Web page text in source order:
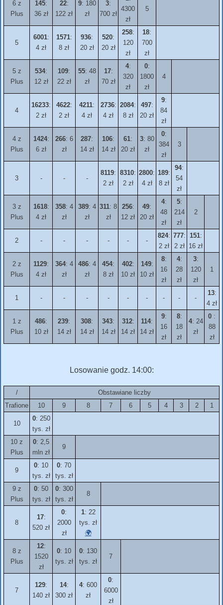
6 z
Plus
145:
36 zł
22:
122 zł
9: 180
zł
3:
700 zł
4300
zł
5
5
6001:
4 zł
1571:
8 zł
936:
20 zł
520:
20 zł
258:
120
zł
18:
700
zł
5 z
Plus
534:
12 zł
109:
22 zł
55: 48
zł
17:
70 zł
4:
320
zł
0:
1800
zł
4
4
16233:
2 zł
4622:
2 zł
4211:
4 zł
2736:
4 zł
2084:
8 zł
497:
20 zł
9:
84
zł
4 z
Plus
1424:
6 zł
266: 6
zł
287:
14 zł
106:
14 zł
61:
20 zł
3: 80
zł
0:
384
zł
3
3 - - -
8119:
2 zł
8310:
2 zł
2800:
4 zł
189:
8 zł
94:
54
zł
3 z
Plus
1618:
4 zł
358: 4
zł
389: 4
zł
311: 8
zł
256:
12 zł
49:
20 zł
4:
48
zł
5:
214
zł
2
2 - - - - - -
824:
2 zł
777:
2 zł
151:
16 zł
2 z
Plus
1129:
4 zł
364: 4
zł
486: 4
zł
454:
8 zł
402:
10 zł
149:
10 zł
8:
16
zł
4:
28
zł
3:
120
zł
1
1 - - - - - - - - -
13:
4 zł
1 z
Plus
486:
10 zł
239:
14 zł
308:
14 zł
343:
14 zł
312:
14 zł
114:
14 zł
9:
16
zł
8:
18
zł
4: 24
zł
0 :
88
zł
Losowanie godz. 14:00:
/
Obstawiane liczby
Trafione
10 9 8 7 6 5 4 3 2 1
10
0: 250
tys. zł
10 z
Plus
0: 2,5
mln zł
9
9
0: 10
tys. zł
0: 70
tys. zł
9 z
Plus
0: 50
tys. zł
0: 300
tys. zł
8
8
17:
520 zł
0:
2000
zł
1: 22
tys. zł
🌍
8 z
Plus
12:
1520
zł
0: 10
tys. zł
0: 130
tys. zł
7
7
129:
140 zł
14:
300 zł
4: 600
zł
0:
6000
zł